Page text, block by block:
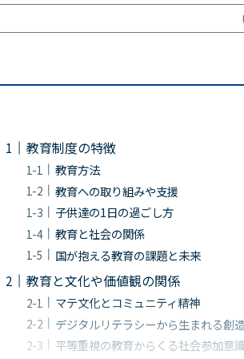
教育制度の特徴
教育方法
教育への取り組みや支援
子供達の1日の過ごし方
教育と社会の関係
国が抱える教育の課題と未来
教育と文化や価値観の関係
マテ文化とコミュニティ精神
デジタルリテラシーから生まれる創
平等重視の教育からくる社会参加意